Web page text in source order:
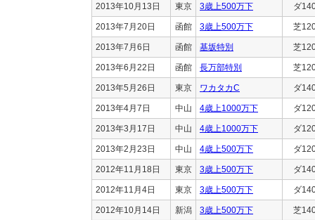
2013年10月13日 東京 3歳上500万下 ダ
2013年7月20日 函館 3歳上500万下 芝
2013年7月6日 函館 基坂特別 芝
2013年6月22日 函館 長万部特別 芝
2013年5月26日 東京 ワカタカC ダ
2013年4月7日 中山 4歳上1000万下 ダ
2013年3月17日 中山 4歳上1000万下 ダ
2013年2月23日 中山 4歳上500万下 ダ
2012年11月18日 東京 3歳上500万下 ダ
2012年11月4日 東京 3歳上500万下 ダ
2012年10月14日 新潟 3歳上500万下 芝